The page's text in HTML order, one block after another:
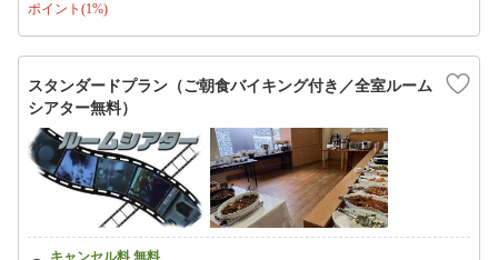
ポイント(1%)
スタンダードプラン（ご朝食バイキング付き／全室ルーム
シアター無料）